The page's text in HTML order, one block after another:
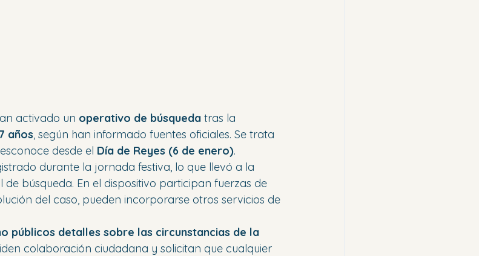
activado un operativo de búsqueda tras la
años , según han informado fuentes oficiales. Se trata
desde el Día de Reyes (6 de enero).
durante la jornada festiva, lo que llevó a la
búsqueda. En el dispositivo participan fuerzas de
del caso, pueden incorporarse otros servicios de
públicos detalles sobre las circunstancias de la
colaboración ciudadana y solicitan que cualquier